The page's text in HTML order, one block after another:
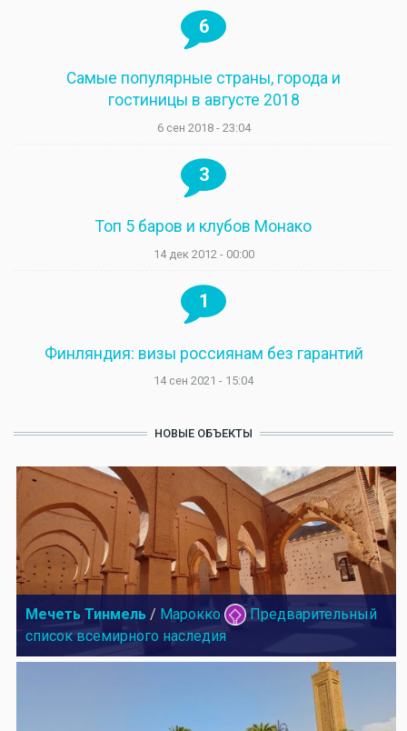
6
Самые популярные страны, города и
гостиницы в августе 2018
6 сен 2018 - 23:04
3
Топ 5 баров и клубов Монако
14 дек 2012 - 00:00
1
Финляндия: визы россиянам без гарантий
14 сен 2021 - 15:04
НОВЫЕ ОБЪЕКТЫ
Мечеть Тинмель / Марокко
Предварительный
список всемирного наследия